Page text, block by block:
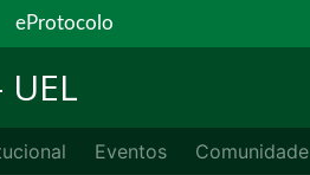
eProtocolo
Eventos Comunidade